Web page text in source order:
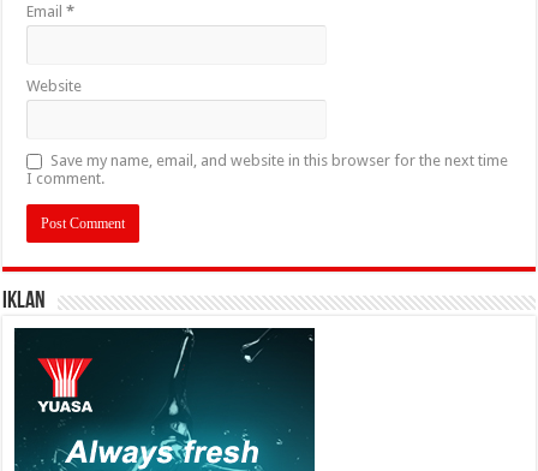
Email*
Website
Save my name, email, and website in this browser for the next time
I comment.
IKLAN